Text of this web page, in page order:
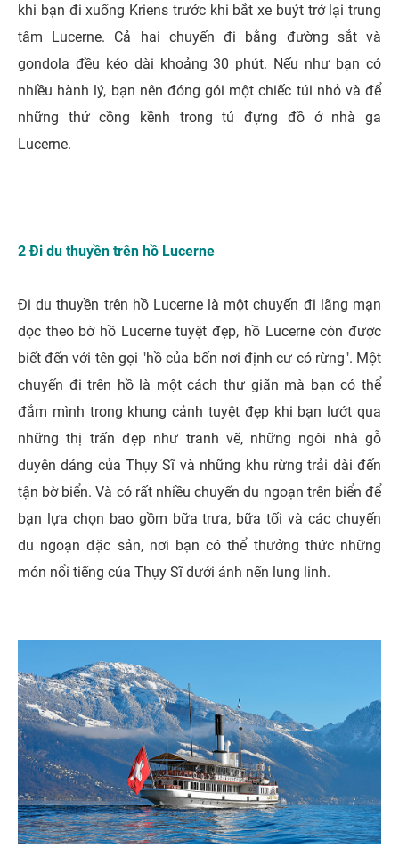
khi bạn đi xuống Kriens trước khi bắt xe buýt trở lại trung
tâm Lucerne. Cả hai chuyến đi bằng đường sắt và
gondola đều kéo dài khoảng 30 phút. Nếu như bạn có
nhiều hành lý, bạn nên đóng gói một chiếc túi nhỏ và để
những thứ cồng kềnh trong tủ đựng đồ ở nhà ga
Lucerne.
2 Đi du thuyền trên hồ Lucerne
Đi du thuyền trên hồ Lucerne là một chuyến đi lãng mạn
dọc theo bờ hồ Lucerne tuyệt đẹp, hồ Lucerne còn được
biết đến với tên gọi "hồ của bốn nơi định cư có rừng". Một
chuyến đi trên hồ là một cách thư giãn mà bạn có thể
đắm mình trong khung cảnh tuyệt đẹp khi bạn lướt qua
những thị trấn đẹp như tranh vẽ, những ngôi nhà gỗ
duyên dáng của Thụy Sĩ và những khu rừng trải dài đến
tận bờ biển. Và có rất nhiều chuyến du ngoạn trên biển để
bạn lựa chọn bao gồm bữa trưa, bữa tối và các chuyến
du ngoạn đặc sản, nơi bạn có thể thưởng thức những
món nổi tiếng của Thụy Sĩ dưới ánh nến lung linh.